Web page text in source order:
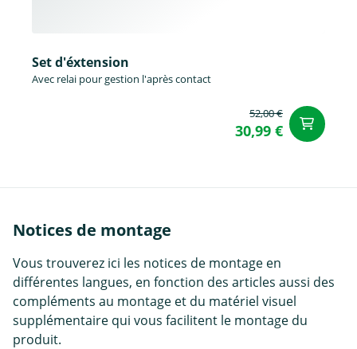
Set d'éxtension
Avec relai pour gestion l'après contact
52,00 €
30,99 €
Notices de montage
Vous trouverez ici les notices de montage en
différentes langues, en fonction des articles aussi des
compléments au montage et du matériel visuel
supplémentaire qui vous facilitent le montage du
produit.